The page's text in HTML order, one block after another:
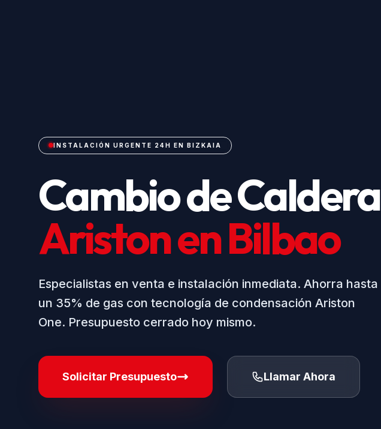
INSTALACIÓN URGENTE 24H EN BIZKAIA
Cambio de Caldera
Ariston en Bilbao
Especialistas en venta e instalación inmediata. Ahorra hasta
un 35% de gas con tecnología de condensación Ariston
One. Presupuesto cerrado hoy mismo.
Solicitar Presupuesto Llamar Ahora